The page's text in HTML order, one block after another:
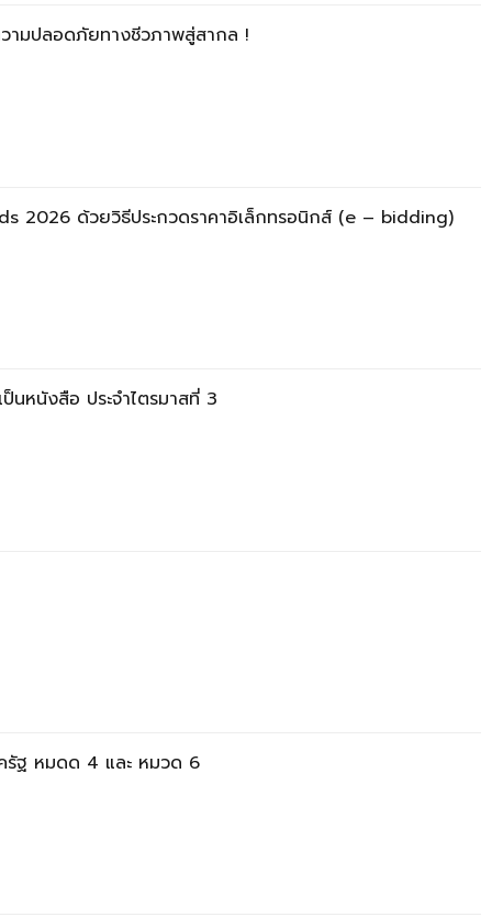
ามปลอดภัยทางชีวภาพสู่สากล !
2026 ด้วยวิธีประกวดราคาอิเล็กทรอนิกส์ (e – bidding)
นหนังสือ ประจำไตรมาสที่ 3
รัฐ หมดด 4 และ หมวด 6